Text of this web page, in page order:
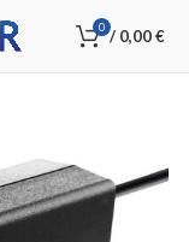
0 / 0,00€